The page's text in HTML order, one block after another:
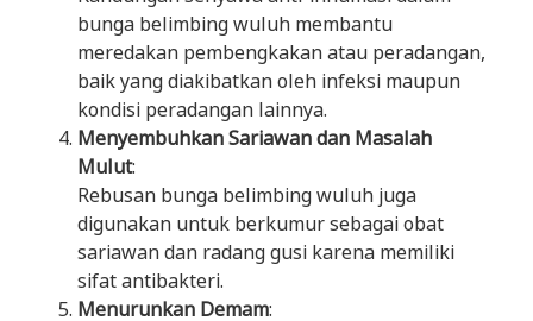
bunga belimbing wuluh membantu
meredakan pembengkakan atau peradangan,
baik yang diakibatkan oleh infeksi maupun
kondisi peradangan lainnya.
Menyembuhkan Sariawan dan Masalah
Mulut:
Rebusan bunga belimbing wuluh juga
digunakan untuk berkumur sebagai obat
sariawan dan radang gusi karena memiliki
sifat antibakteri.
Menurunkan Demam: